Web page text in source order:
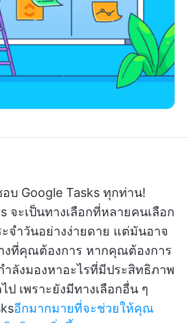
บ Google Tasks ทุกท่าน!
จะเป็นทางเลือกที่หลายคนเลือก
จำวันอย่างง่ายดาย แต่มันอาจ
งที่คุณต้องการ หากคุณต้องการ
ำลังมองหาอะไรที่มีประสิทธิภาพ
ป เพราะยังมีทางเลือกอื่น ๆ
อีกมากมายที่จะช่วยให้คุณ